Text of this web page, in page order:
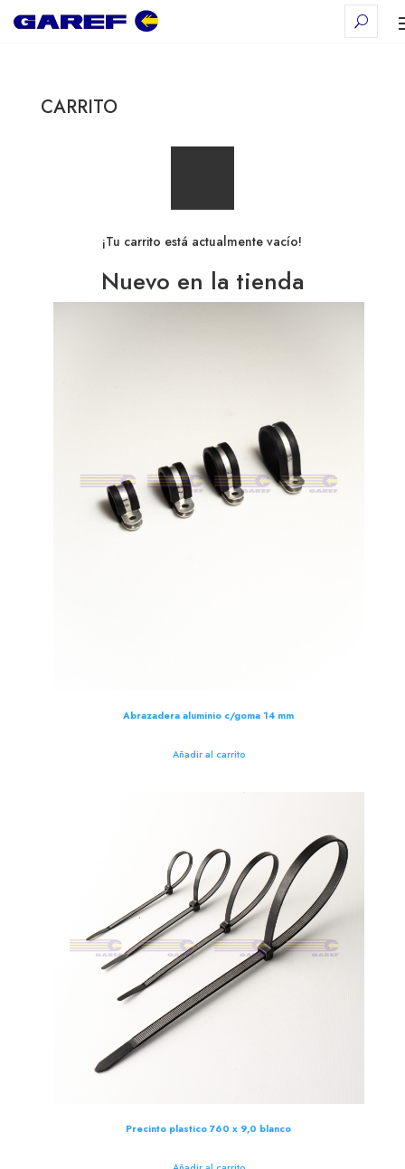
CARRITO
¡Tu carrito está actualmente vacío!
Nuevo en la tienda
Abrazadera aluminio c/goma 14 mm
Añadir al carrito
Precinto plastico 760 x 9,0 blanco